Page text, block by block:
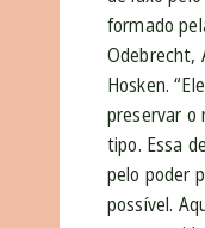
formado
Odebrecht,
Hosken.
preservar o
tipo. Essa
pelo poder
possível.